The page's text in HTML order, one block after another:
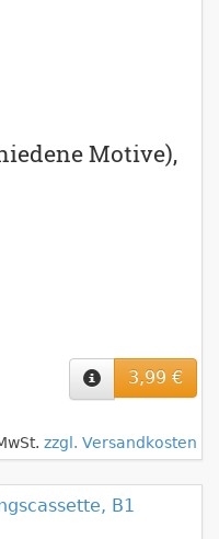
Motive),
3,99 €
zzgl. Versandkosten